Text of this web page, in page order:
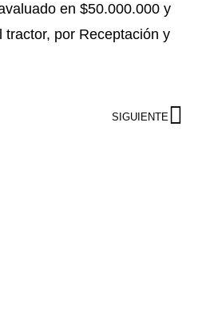
en $50.000.000 y
por Receptación y
SIGUIENTE